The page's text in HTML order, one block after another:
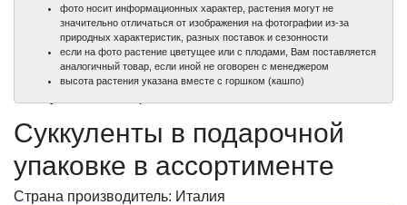
100%
100%
100%
100%
100%
фото носит информационных характер, растения могут не
значительно отличаться от изображения на фотографии из-за
природных характеристик, разных поставок и сезонности
если на фото растение цветущее или с плодами, Вам поставляется
аналогичный товар, если иной не оговорен с менеджером
высота растения указана вместе с горшком (кашпо)
Суккуленты в подарочной
упаковке в ассортименте
Страна производитель: Италия